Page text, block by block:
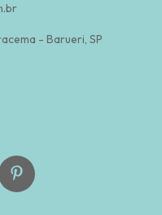
- Barueri, SP